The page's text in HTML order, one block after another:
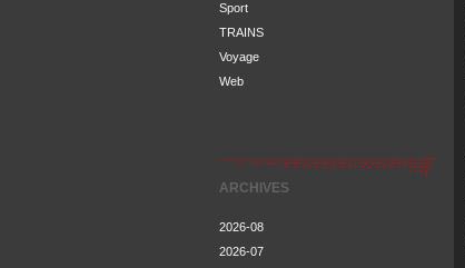
Sport
TRAINS
Voyage
Web
ARCHIVES
2026-08
2026-07